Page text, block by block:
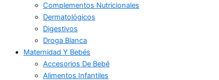
Complementos Nutricionales
Dermatológicos
Digestivos
Droga Blanca
Maternidad Y Bebés
Accesorios De Bebé
Alimentos Infantiles